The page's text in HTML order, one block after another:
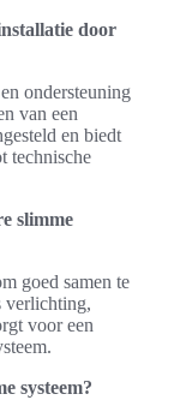
door
ondersteuning
van een
en biedt
technische
slimme
goed samen te
verlichting,
voor een
systeem?